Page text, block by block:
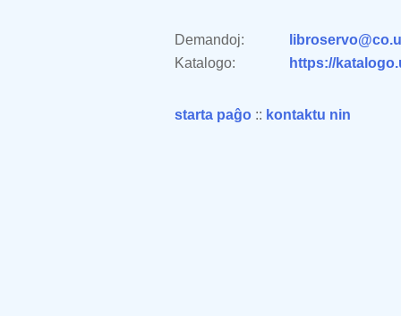
Demandoj:
Katalogo:
https://
starta paĝo :: kontaktu nin